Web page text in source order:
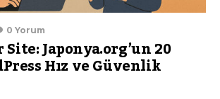
0 Yorum
Japonya.org’un 20
Hız ve Güvenlik